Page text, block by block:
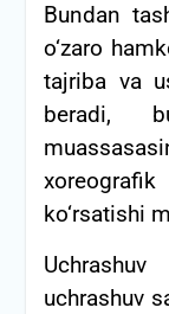
Bundan
o‘zaro
tajriba va
beradi,
ko‘rsatishi
uchrashuv